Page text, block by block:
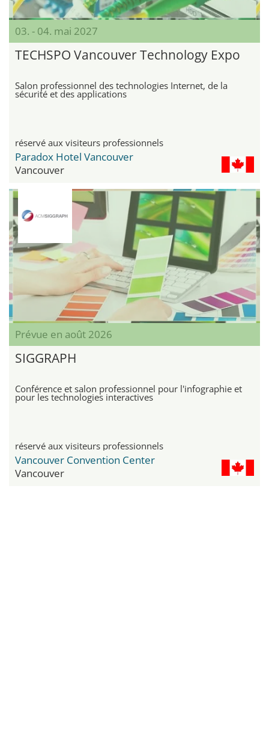
03. - 04. mai 2027
TECHSPO Vancouver Technology Expo
Salon professionnel des technologies Internet, de la
sécurité et des applications
réservé aux visiteurs professionnels
Paradox Hotel Vancouver
Vancouver
Prévue en août 2026
SIGGRAPH
Conférence et salon professionnel pour l'infographie et
pour les technologies interactives
réservé aux visiteurs professionnels
Vancouver Convention Center
Vancouver